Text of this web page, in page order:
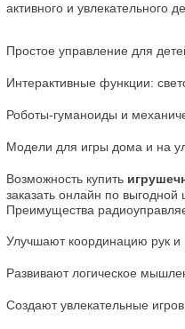
активного и увлекательного
Простое управление для
Интерактивные функции:
Роботы-гуманоиды и
Модели для игры дома и на
Возможность купить
заказать онлайн по выгодной
Преимущества
Улучшают координацию рук и
Развивают логическое
Создают увлекательные